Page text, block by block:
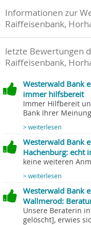
Informationen zur
Raiffeisenbank,
letzte Bewertungen
Raiffeisenbank,
Westerwald Bank
immer hilfsbereit
Immer Hilfbereit
Bank Ihrer
> weiterlesen
Westerwald Bank
Hachenburg: echt
keine weiteren
> weiterlesen
Westerwald Bank
Wallmerod:
Unsere Beraterin
gelöscht], erwies